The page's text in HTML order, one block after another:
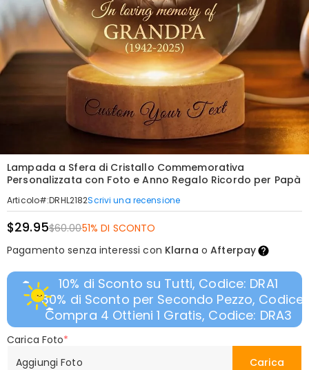
Lampada a Sfera di Cristallo Commemorativa
Personalizzata con Foto e Anno Regalo Ricordo per Papà
Articolo#:DRHL2182Scrivi una recensione
$29.95$60.0051% DI SCONTO
Pagamento senza interessi con Klarna oAfterpay
10% di Sconto su Tutti, Codice: DRA1
30% di Sconto per Secondo Pezzo, Codice:
Compra 4 Ottieni 1 Gratis, Codice: DRA3
Carica Foto*
Aggiungi Foto
Carica